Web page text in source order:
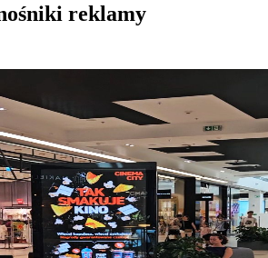
reklamy